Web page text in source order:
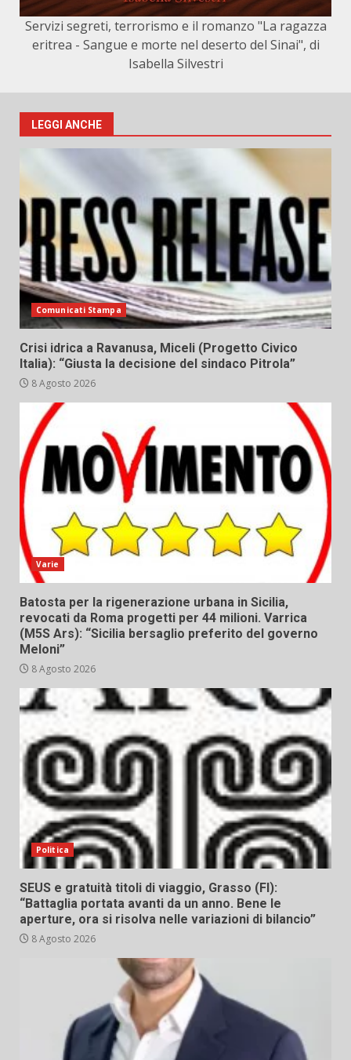
Servizi segreti, terrorismo e il romanzo "La ragazza
eritrea - Sangue e morte nel deserto del Sinai", di
Isabella Silvestri
LEGGI ANCHE
Comunicati Stampa
Crisi idrica a Ravanusa, Miceli (Progetto Civico
Italia): “Giusta la decisione del sindaco Pitrola”
8 Agosto 2026
Varie
Batosta per la rigenerazione urbana in Sicilia,
revocati da Roma progetti per 44 milioni. Varrica
(M5S Ars): “Sicilia bersaglio preferito del governo
Meloni”
8 Agosto 2026
Politica
SEUS e gratuità titoli di viaggio, Grasso (FI):
“Battaglia portata avanti da un anno. Bene le
aperture, ora si risolva nelle variazioni di bilancio”
8 Agosto 2026